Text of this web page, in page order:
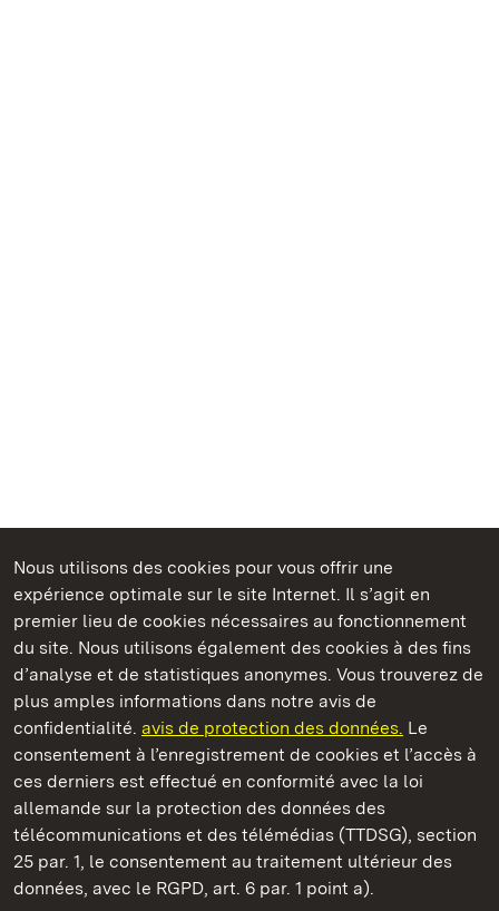
Nous utilisons des cookies pour vous offrir une
expérience optimale sur le site Internet. Il s’agit en
premier lieu de cookies nécessaires au fonctionnement
du site. Nous utilisons également des cookies à des fins
d’analyse et de statistiques anonymes. Vous trouverez de
plus amples informations dans notre avis de
confidentialité. avis de protection des données. Le
consentement à l’enregistrement de cookies et l’accès à
ces derniers est effectué en conformité avec la loi
allemande sur la protection des données des
télécommunications et des télémédias (TTDSG), section
25 par. 1, le consentement au traitement ultérieur des
données, avec le RGPD, art. 6 par. 1 point a).
Châteaux et jardins publics du Bade-Wurtemberg
Staatliche Schlösser und Gärten Baden‑Württemberg
Châteaux et jardins publics du Bade-Wurtemberg
ContactFAQ et réponsesMentions légales
Protection des données
Explications sur l’accessibilité
BITV-konform (geprüfte Seiten)